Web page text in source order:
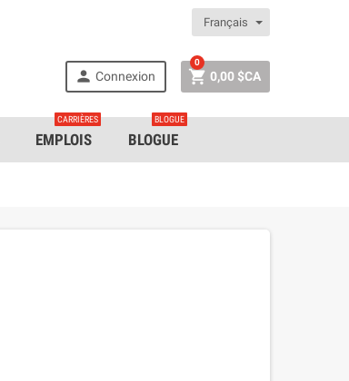
Français
 Connexion  0,00 $CA
0
EMPLOIS
CARRIÈRES
BLOGUE
BLOGUE